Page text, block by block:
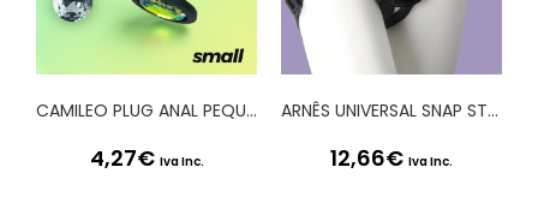
CAMILEO PLUG ANAL PEQUENO COM 4 JOIAS INTERCAMBIÁVEIS CRUSHIOUS
4,27€ Iva Inc.
ARNÊS UNIVERSAL SNAP STRAP CRUSHIOUS
12,66€ Iva Inc.